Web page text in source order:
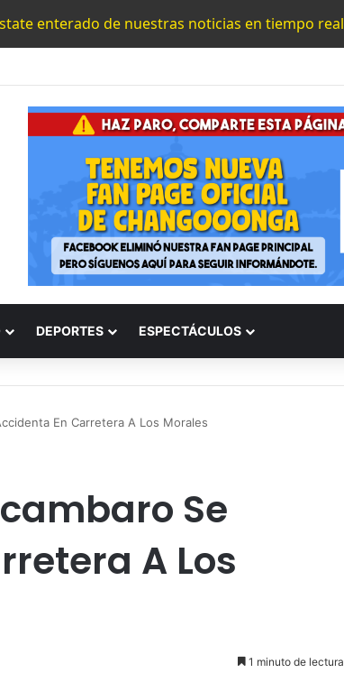
enterado de nuestras noticias en tiempo real
DEPORTES ESPECTÁCULOS
En Carretera A Los Morales
Se
A Los
1 minuto de lectura